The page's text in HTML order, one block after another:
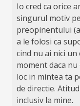
Io cred ca orice
singurul motiv
preopinentului
a le folosi ca
cind nu ai nici
moment daca
loc in mintea ta
de directie.
inclusiv la mine.